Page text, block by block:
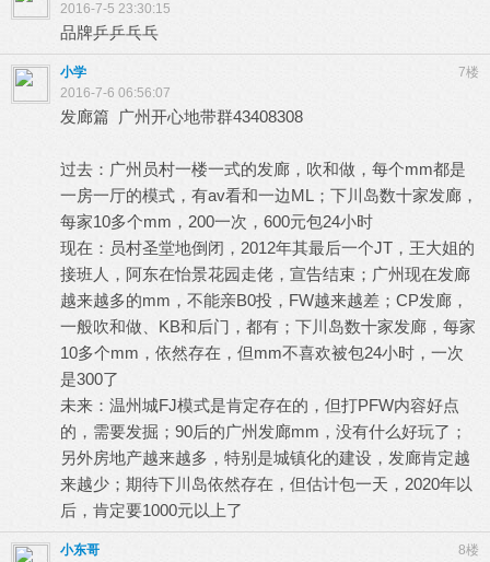
2016-7-5 23:30:15
品牌乒乒乓乓
7楼
小学
2016-7-6 06:56:07
发廊篇 广州开心地带群43408308
过去：广州员村一楼一式的发廊，吹和做，每个mm都是
一房一厅的模式，有av看和一边ML；下川岛数十家发廊，
每家10多个mm，200一次，600元包24小时
现在：员村圣堂地倒闭，2012年其最后一个JT，王大姐的
接班人，阿东在怡景花园走佬，宣告结束；广州现在发廊
越来越多的mm，不能亲Β0投，FW越来越差；CP发廊，
一般吹和做、KΒ和后门，都有；下川岛数十家发廊，每家
10多个mm，依然存在，但mm不喜欢被包24小时，一次
是300了
未来：温州城FJ模式是肯定存在的，但打PFW内容好点
的，需要发掘；90后的广州发廊mm，没有什么好玩了；
另外房地产越来越多，特别是城镇化的建设，发廊肯定越
来越少；期待下川岛依然存在，但估计包一天，2020年以
后，肯定要1000元以上了
8楼
小东哥